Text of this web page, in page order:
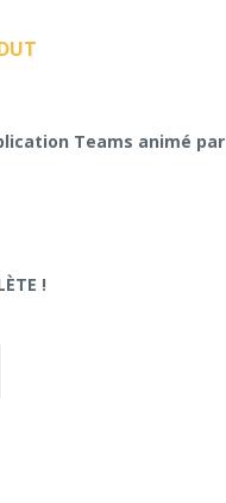
Teams animé par
!